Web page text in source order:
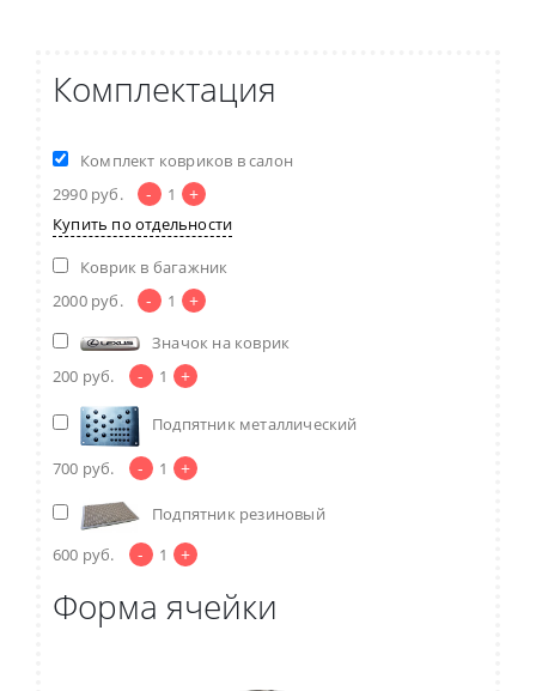
Комплектация
Комплект ковриков в салон
2990 руб. - 1 +
Купить по отдельности
Коврик в багажник
2000 руб. - 1 +
Значок на коврик
200 руб. - 1 +
Подпятник металлический
700 руб. - 1 +
Подпятник резиновый
600 руб. - 1 +
Форма ячейки